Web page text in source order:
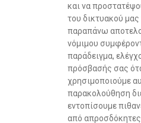
και να
του δικτυακού
παραπάνω
νόμιμου
παράδειγμα,
πρόσβασής σας
χρησιμοποιούμε
παρακολούθηση
εντοπίσουμε
από